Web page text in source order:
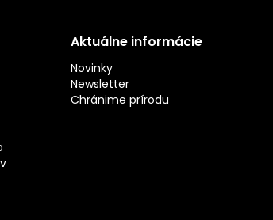
Aktuálne informácie
Novinky
Newsletter
Chránime prírodu